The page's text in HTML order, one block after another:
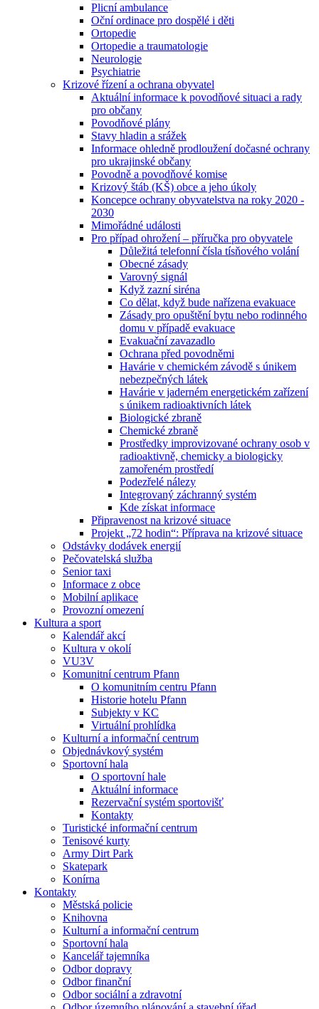
Plicní ambulance
Oční ordinace pro dospělé i děti
Ortopedie
Ortopedie a traumatologie
Neurologie
Psychiatrie
Krizové řízení a ochrana obyvatel
Aktuální informace k povodňové situaci a rady
pro občany
Povodňové plány
Stavy hladin a srážek
Informace ohledně prodloužení dočasné ochrany
pro ukrajinské občany
Povodně a povodňové komise
Krizový štáb (KŠ) obce a jeho úkoly
Koncepce ochrany obyvatelstva na roky 2020 -
2030
Mimořádné události
Pro případ ohrožení – příručka pro obyvatele
Důležitá telefonní čísla tísňového volání
Obecné zásady
Varovný signál
Když zazní siréna
Co dělat, když bude nařízena evakuace
Zásady pro opuštění bytu nebo rodinného
domu v případě evakuace
Evakuační zavazadlo
Ochrana před povodněmi
Havárie v chemickém závodě s únikem
nebezpečných látek
Havárie v jaderném energetickém zařízení
s únikem radioaktivních látek
Biologické zbraně
Chemické zbraně
Prostředky improvizované ochrany osob v
radioaktivně, chemicky a biologicky
zamořeném prostředí
Podezřelé nálezy
Integrovaný záchranný systém
Kde získat informace
Připravenost na krizové situace
Projekt „72 hodin“: Příprava na krizové situace
Odstávky dodávek energií
Pečovatelská služba
Senior taxi
Informace z obce
Mobilní aplikace
Provozní omezení
Kultura a sport
Kalendář akcí
Kultura v okolí
VU3V
Komunitní centrum Pfann
O komunitním centru Pfann
Historie hotelu Pfann
Subjekty v KC
Virtuální prohlídka
Kulturní a informační centrum
Objednávkový systém
Sportovní hala
O sportovní hale
Aktuální informace
Rezervační systém sportovišť
Kontakty
Turistické informační centrum
Tenisové kurty
Army Dirt Park
Skatepark
Konírna
Kontakty
Městská policie
Knihovna
Kulturní a informační centrum
Sportovní hala
Kancelář tajemníka
Odbor dopravy
Odbor finanční
Odbor sociální a zdravotní